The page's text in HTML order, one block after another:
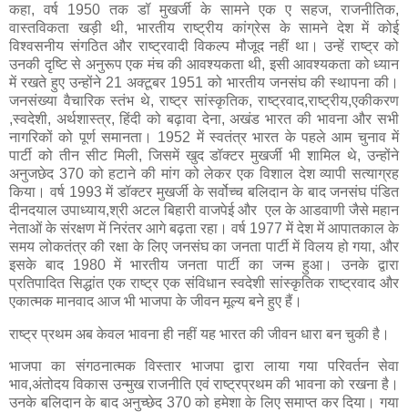
कहा, वर्ष 1950 तक डॉ मुखर्जी के सामने एक ए सहज, राजनीतिक,
वास्तविकता खड़ी थी, भारतीय राष्ट्रीय कांग्रेस के सामने देश में कोई
विश्वसनीय संगठित और राष्ट्रवादी विकल्प मौजूद नहीं था। उन्हें राष्ट्र को
उनकी दृष्टि से अनुरूप एक मंच की आवश्यकता थी, इसी आवश्यकता को ध्यान
में रखते हुए उन्होंने 21 अक्टूबर 1951 को भारतीय जनसंघ की स्थापना की।
जनसंख्या वैचारिक स्तंभ थे, राष्ट्र सांस्कृतिक, राष्ट्रवाद,राष्ट्रीय,एकीकरण
,स्वदेशी, अर्थशास्त्र, हिंदी को बढ़ावा देना, अखंड भारत की भावना और सभी
नागरिकों को पूर्ण समानता। 1952 में स्वतंत्र भारत के पहले आम चुनाव में
पार्टी को तीन सीट मिली, जिसमें खुद डॉक्टर मुखर्जी भी शामिल थे, उन्होंने
अनुजछेद 370 को हटाने की मांग को लेकर एक विशाल देश व्यापी सत्याग्रह
किया। वर्ष 1993 में डॉक्टर मुखर्जी के सर्वोच्च बलिदान के बाद जनसंघ पंडित
दीनदयाल उपाध्याय,श्री अटल बिहारी वाजपेई और एल के आडवाणी जैसे महान
नेताओं के संरक्षण में निरंतर आगे बढ़ता रहा। वर्ष 1977 में देश में आपातकाल के
समय लोकतंत्र की रक्षा के लिए जनसंघ का जनता पार्टी में विलय हो गया, और
इसके बाद 1980 में भारतीय जनता पार्टी का जन्म हुआ। उनके द्वारा
प्रतिपादित सिद्धांत एक राष्ट्र एक संविधान स्वदेशी सांस्कृतिक राष्ट्रवाद और
एकात्मक मानवाद आज भी भाजपा के जीवन मूल्य बने हुए हैं।
राष्ट्र प्रथम अब केवल भावना ही नहीं यह भारत की जीवन धारा बन चुकी है।
भाजपा का संगठनात्मक विस्तार भाजपा द्वारा लाया गया परिवर्तन सेवा
भाव,अंतोदय विकास उन्मुख राजनीति एवं राष्ट्रप्रथम की भावना को रखना है।
उनके बलिदान के बाद अनुच्छेद 370 को हमेशा के लिए समाप्त कर दिया। गया